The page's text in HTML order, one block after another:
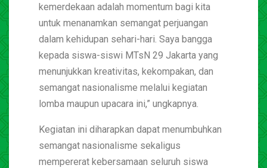
kemerdekaan adalah momentum bagi kita
untuk menanamkan semangat perjuangan
dalam kehidupan sehari-hari. Saya bangga
kepada siswa-siswi MTsN 29 Jakarta yang
menunjukkan kreativitas, kekompakan, dan
semangat nasionalisme melalui kegiatan
lomba maupun upacara ini,” ungkapnya.
Kegiatan ini diharapkan dapat menumbuhkan
semangat nasionalisme sekaligus
mempererat kebersamaan seluruh siswa